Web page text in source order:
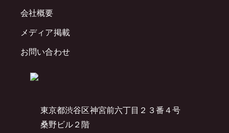
東京都渋谷区神宮前六丁目２３番４号
桑野ビル２階
会社概要
メディア掲載
お問い合わせ